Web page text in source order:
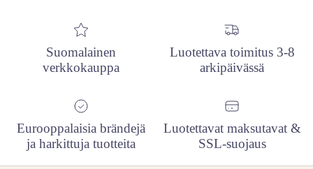
Suomalainen
verkkokauppa
Luotettava toimitus 3-8
arkipäivässä
Eurooppalaisia brändejä
ja harkittuja tuotteita
Luotettavat maksutavat &
SSL-suojaus